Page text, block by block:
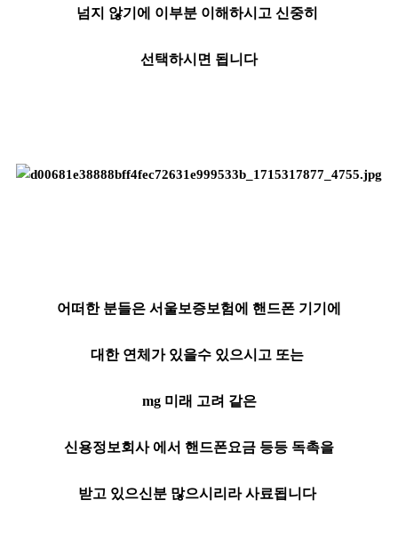
넘지 않기에 이부분 이해하시고 신중히
선택하시면 됩니다
어떠한 분들은 서울보증보험에 핸드폰 기기에
대한 연체가 있을수 있으시고 또는
mg 미래 고려 같은
신용정보회사 에서 핸드폰요금 등등 독촉을
받고 있으신분 많으시리라 사료됩니다